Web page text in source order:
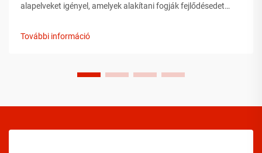
alapelveket igényel, amelyek alakítani fogják fejlődésedet
További információ